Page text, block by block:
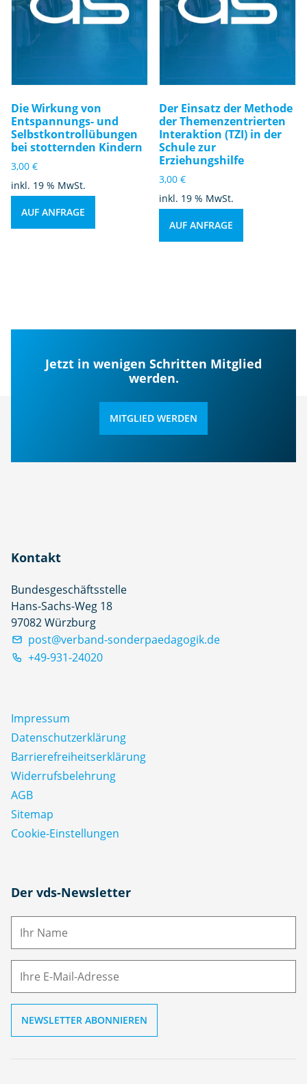
Die Wirkung von
Entspannungs- und
Selbstkontrollübungen
bei stotternden Kindern
3,00 €
inkl. 19 % MwSt.
AUF ANFRAGE
Der Einsatz der Methode
der Themenzentrierten
Interaktion (TZI) in der
Schule zur
Erziehungshilfe
3,00€
inkl. 19 % MwSt.
AUF ANFRAGE
Jetzt in wenigen Schritten Mitglied
werden.
MITGLIED WERDEN
Kontakt
Bundesgeschäftsstelle
Hans-Sachs-Weg 18
97082 Würzburg
post@verband-sonderpaedagogik.de
+49-931-24020
Impressum
Datenschutz­erklärung
Barrierefreiheitserklärung
Widerrufsbelehrung
AGB
Sitemap
Cookie-Einstellungen
Der vds-Newsletter
N
M